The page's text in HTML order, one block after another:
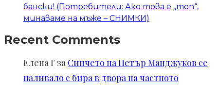
бански! (Потребители: Ако това е „топ“,
минаваме на мъже – СНИМКИ)
Recent Comments
Елена Г за Синчето на Петър Манджуков се
наливало с бира в двора на частното